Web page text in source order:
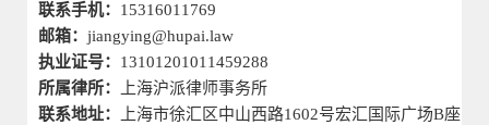
联系手机： 15316011769
邮箱： jiangying@hupai.law
执业证号： 13101201011459288
所属律所：
上海沪派律师事务所
联系地址：
上海市徐汇区中山西路1602号宏汇国际广场B座